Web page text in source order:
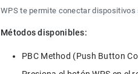
WPS te permite conectar
Métodos disponibles:
PBC Method (Push Button